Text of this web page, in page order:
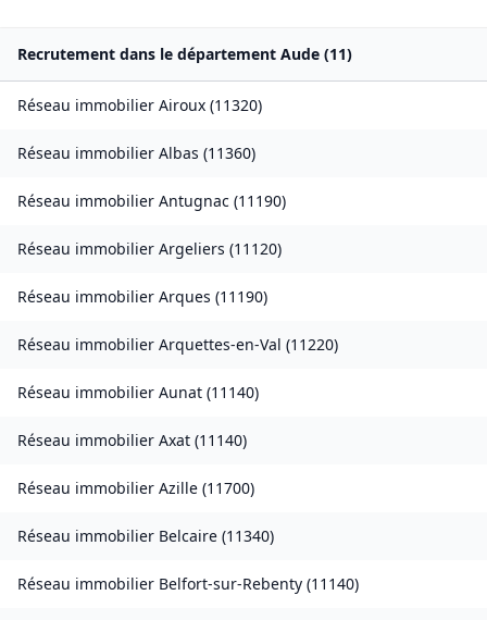
Recrutement dans le département Aude (11)
Réseau immobilier Airoux (11320)
Réseau immobilier Albas (11360)
Réseau immobilier Antugnac (11190)
Réseau immobilier Argeliers (11120)
Réseau immobilier Arques (11190)
Réseau immobilier Arquettes-en-Val (11220)
Réseau immobilier Aunat (11140)
Réseau immobilier Axat (11140)
Réseau immobilier Azille (11700)
Réseau immobilier Belcaire (11340)
Réseau immobilier Belfort-sur-Rebenty (11140)